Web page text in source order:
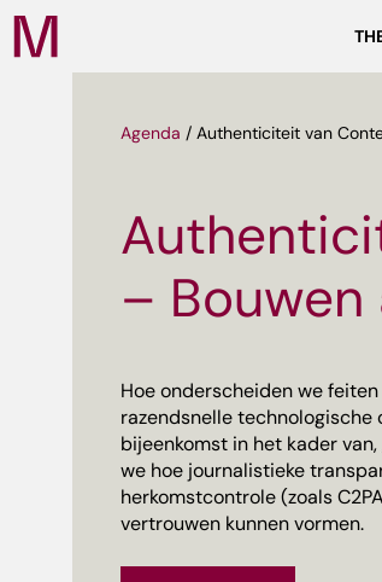
Media
Campus
Agenda / Authenticiteit van
–
Hoe onderscheiden we
razendsnelle technologische
bijeenkomst in het kader van,
we hoe journalistieke
herkomstcontrole (zoals
vertrouwen kunnen vormen.